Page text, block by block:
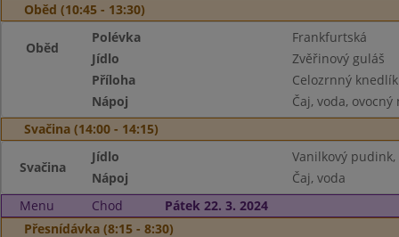
Oběd (10:45 - 13:30)
Oběd
Polévka
Frankfurtská
Jídlo
Zvěřinový guláš
Příloha
Celozrnný knedlík
Nápoj
Čaj, voda, ovocný
Svačina (14:00 - 14:15)
Svačina
Jídlo
Vanilkový
Nápoj
Čaj, voda
Menu
Chod
Pátek 22. 3. 2024
Přesnídávka (8:15 - 8:30)